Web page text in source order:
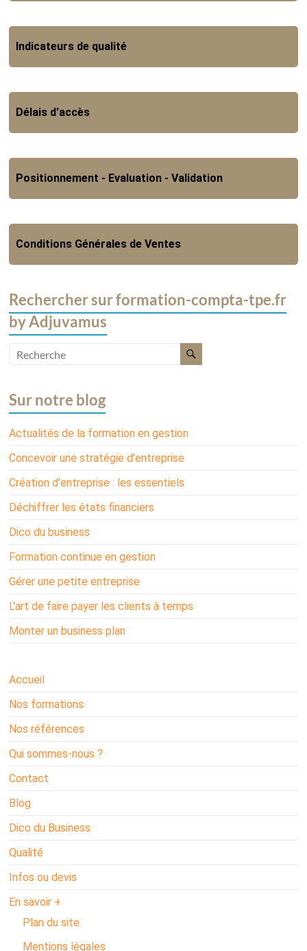
Indicateurs de qualité
Délais d'accès
Positionnement - Evaluation - Validation
Conditions Générales de Ventes
Rechercher sur formation-compta-tpe.fr
by Adjuvamus
Sur notre blog
Actualités de la formation en gestion
Concevoir une stratégie d'entreprise
Création d'entreprise : les essentiels
Déchiffrer les états financiers
Dico du business
Formation continue en gestion
Gérer une petite entreprise
L'art de faire payer les clients à temps
Monter un business plan
Accueil
Nos formations
Nos références
Qui sommes-nous ?
Contact
Blog
Dico du Business
Qualité
Infos ou devis
En savoir +
Plan du site
Mentions légales